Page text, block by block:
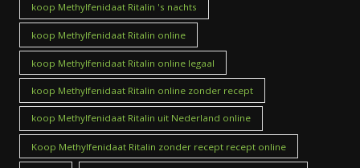
koop Methylfenidaat Ritalin 's nachts
koop Methylfenidaat Ritalin online
koop Methylfenidaat Ritalin online legaal
koop Methylfenidaat Ritalin online zonder recept
koop Methylfenidaat Ritalin uit Nederland online
Koop Methylfenidaat Ritalin zonder recept recept online